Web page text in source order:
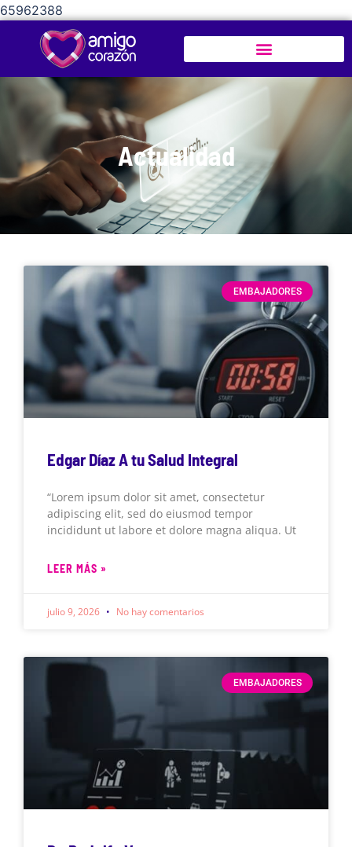
65962388
Actualidad
EMBAJADORES
Edgar Díaz A tu Salud Integral
“Lorem ipsum dolor sit amet, consectetur
adipiscing elit, sed do eiusmod tempor
incididunt ut labore et dolore magna aliqua. Ut
LEER MÁS »
julio 9, 2026 No hay comentarios
EMBAJADORES